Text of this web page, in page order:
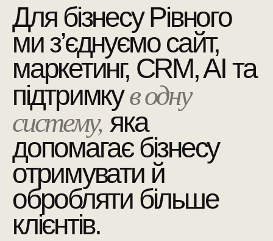
Для бізнесу Рівного
ми з’єднуємо сайт,
маркетинг, CRM, AI та
підтримкув одну
систему, яка
допомагає бізнесу
отримувати й
обробляти більше
клієнтів.